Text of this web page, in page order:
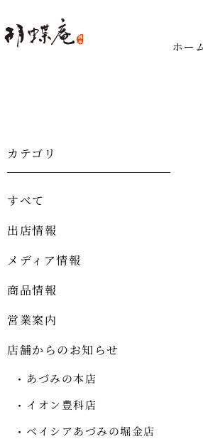
ホー
カテゴリ
すべて
出店情報
メディア情報
商品情報
営業案内
店舗からのお知らせ
あづみの本店
イオン豊科店
ベイシアあづみの堀金店